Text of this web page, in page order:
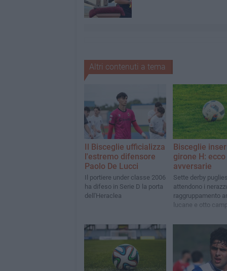
Altri contenuti a tema
Il Bisceglie ufficializza
l'estremo difensore
Paolo De Lucci
Il portiere under classe 2006
ha difeso in Serie D la porta
dell'Heraclea
Bisceglie
girone H:
avversarie
Sette derby
attendono i
raggruppamento
lucane e otto